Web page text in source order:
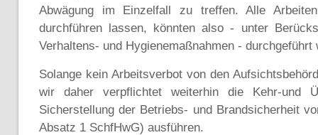
Abwägung im Einzelfall zu treffen. Alle
durchführen lassen, könnten also - unter
Verhaltens- und Hygienemaßnahmen - durchgeführt
Solange kein Arbeitsverbot von den
wir daher verpflichtet weiterhin die Kehr-und
Sicherstellung der Betriebs- und Brandsicherheit
Absatz 1 SchfHwG) ausführen.